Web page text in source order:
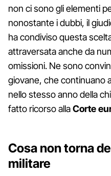
non ci sono gli elementi
nonostante i dubbi, il
ha condiviso questa
attraversata anche da
omissioni. Ne sono
giovane, che continuano
nello stesso anno della
fatto ricorso allaCorte
Cosa non torna
militare